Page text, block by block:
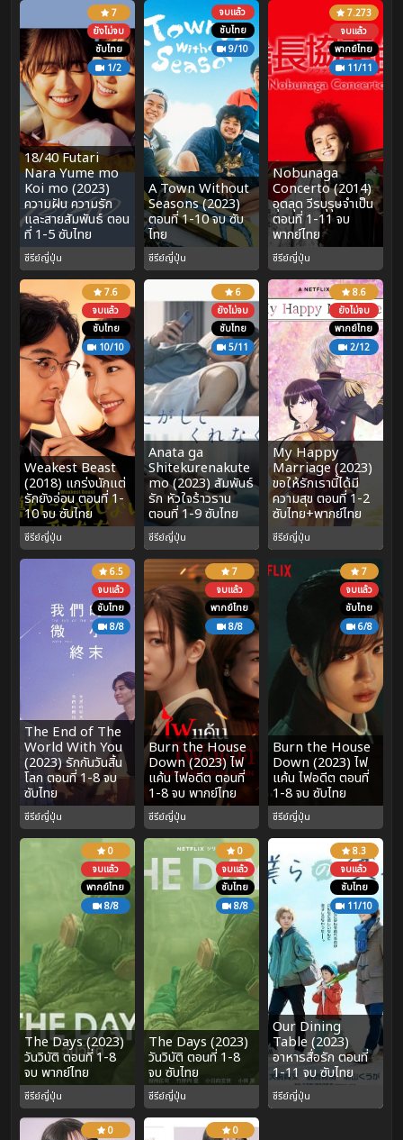
7
ยังไม่จบ
ซับไทย
1/2
18/40 Futari
Nara Yume mo
Koi mo (2023)
ความฝัน ความรัก
และสายสัมพันธ์ ตอน
ที่ 1-5 ซับไทย
ซีรีย์ญี่ปุ่น
จบแล้ว
ซับไทย
9/10
A Town Without
Seasons (2023)
ตอนที่ 1-10 จบ ซับ
ไทย
ซีรีย์ญี่ปุ่น
7.273
จบแล้ว
พากย์ไทย
11/11
Nobunaga
Concerto (2014)
อุตลุด วีรบุรุษจำเป็น
ตอนที่ 1-11 จบ
พากย์ไทย
ซีรีย์ญี่ปุ่น
7.6
จบแล้ว
ซับไทย
10/10
Weakest Beast
(2018) แกร่งนักแต่
รักยังอ่อน ตอนที่ 1-
10 จบ ซับไทย
ซีรีย์ญี่ปุ่น
6
ยังไม่จบ
ซับไทย
5/11
Anata ga
Shitekurenakute
mo (2023) สัมพันธ์
รัก หัวใจร้าวราน
ตอนที่ 1-9 ซับไทย
ซีรีย์ญี่ปุ่น
8.6
ยังไม่จบ
พากย์ไทย
2/12
My Happy
Marriage (2023)
ขอให้รักเรานี้ได้มี
ความสุข ตอนที่ 1-2
ซับไทย+พากย์ไทย
ซีรีย์ญี่ปุ่น
6.5
จบแล้ว
ซับไทย
8/8
The End of The
World With You
(2023) รักกันวันสิ้น
โลก ตอนที่ 1-8 จบ
ซับไทย
ซีรีย์ญี่ปุ่น
7
จบแล้ว
พากย์ไทย
8/8
Burn the House
Down (2023) ไฟ
แค้น ไฟอดีต ตอนที่
1-8 จบ พากย์ไทย
ซีรีย์ญี่ปุ่น
7
จบแล้ว
ซับไทย
6/8
Burn the House
Down (2023) ไฟ
แค้น ไฟอดีต ตอนที่
1-8 จบ ซับไทย
ซีรีย์ญี่ปุ่น
0
จบแล้ว
พากย์ไทย
8/8
The Days (2023)
วันวิบัติ ตอนที่ 1-8
จบ พากย์ไทย
ซีรีย์ญี่ปุ่น
0
จบแล้ว
ซับไทย
8/8
The Days (2023)
วันวิบัติ ตอนที่ 1-8
จบ ซับไทย
ซีรีย์ญี่ปุ่น
8.3
จบแล้ว
ซับไทย
11/10
Our Dining
Table (2023)
อาหารสื่อรัก ตอนที่
1-11 จบ ซับไทย
ซีรีย์ญี่ปุ่น
0
0